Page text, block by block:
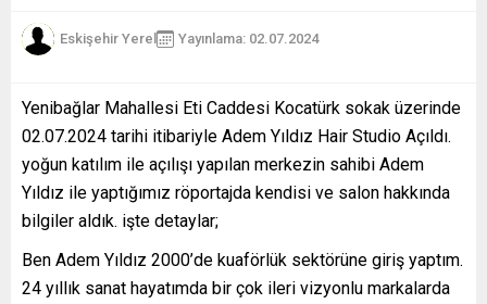
Eskişehir Yerel Yayınlama: 02.07.2024
Yenibağlar Mahallesi Eti Caddesi Kocatürk sokak üzerinde
02.07.2024 tarihi itibariyle Adem Yıldız Hair Studio Açıldı.
yoğun katılım ile açılışı yapılan merkezin sahibi Adem
Yıldız ile yaptığımız röportajda kendisi ve salon hakkında
bilgiler aldık. işte detaylar;
Ben Adem Yıldız 2000’de kuaförlük sektörüne giriş yaptım.
24 yıllık sanat hayatımda bir çok ileri vizyonlu markalarda